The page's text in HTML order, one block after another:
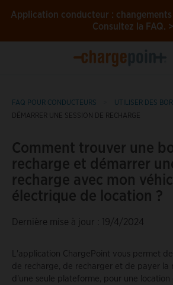
Application conducteur : changements
Consultez la FAQ. >
FAQ POUR CONDUCTEURS
UTILISER DES
DÉMARRER UNE SESSION DE RECHARGE
Comment trouver une
recharge et démarrer
recharge avec mon
électrique de location ?
Dernière mise à jour : 19/4/2024
L'application ChargePoint vous permet
de recharge, de recharger et de payer la
d'une seule plateforme, pour une location